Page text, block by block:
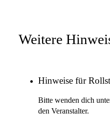
Weitere
Hinweise für
Bitte wenden dich
den Veranstalter.